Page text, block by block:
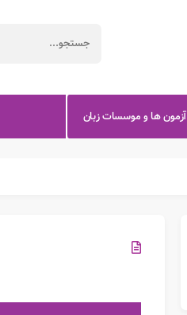
آزمون ها و موسسات زبان